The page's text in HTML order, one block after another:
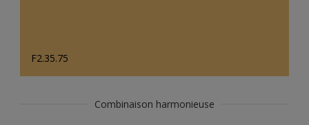
F2.35.75
Combinaison harmonieuse